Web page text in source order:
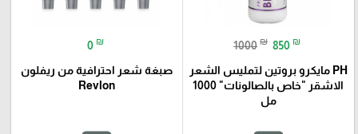
1000 ₪ 850 ₪
PH مايكرو بروتين لتمليس الشعر
الاشقر "خاص بالصالونات" 1000
مل
0 ₪
صبغة شعر احترافية من ريفلون
Revlon